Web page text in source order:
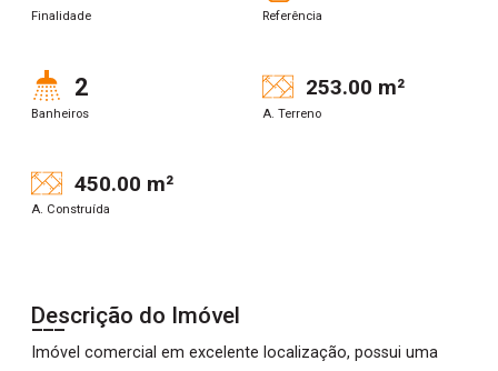
Finalidade Referência
2
Banheiros
253.00 m²
A. Terreno
450.00 m²
A. Construída
Descrição do Imóvel
Imóvel comercial em excelente localização, possui uma